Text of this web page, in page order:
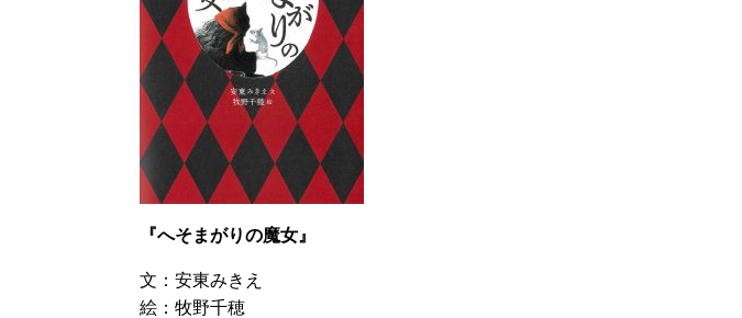
『へそまがりの魔女』
文：安東みきえ
絵：牧野千穂